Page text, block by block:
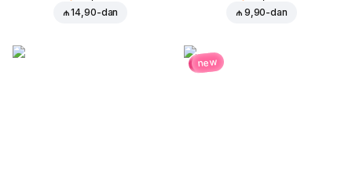
₼ 14,90-dan ₼ 9,90-dan
new